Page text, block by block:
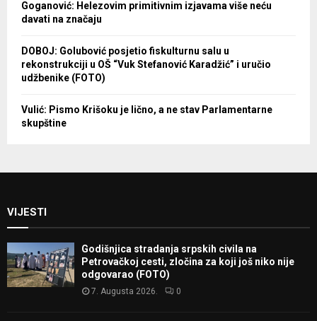
Goganović: Helezovim primitivnim izjavama više neću
davati na značaju
DOBOJ: Golubović posjetio fiskulturnu salu u
rekonstrukciji u OŠ “Vuk Stefanović Karadžić” i uručio
udžbenike (FOTO)
Vulić: Pismo Krišoku je lično, a ne stav Parlamentarne
skupštine
VIJESTI
Godišnjica stradanja srpskih civila na
Petrovačkoj cesti, zločina za koji još niko nije
odgovarao (FOTO)
7. Augusta 2026. 0